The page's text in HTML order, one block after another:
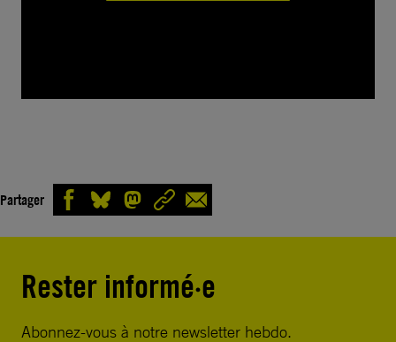
Partager
Rester informé·e
Abonnez-vous à notre newsletter hebdo.